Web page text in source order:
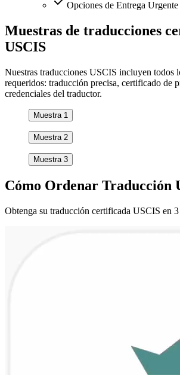
Opciones de Entrega Urgente
Muestras de traducciones
USCIS
Nuestras traducciones USCIS incluyen todos
requeridos: traducción precisa, certificado de
credenciales del traductor.
Muestra 1
Muestra 2
Muestra 3
Cómo Ordenar Traducción
Obtenga su traducción certificada USCIS en